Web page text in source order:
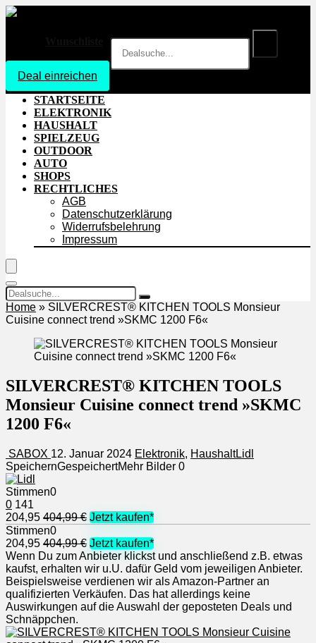
Deal einreichen
STARTSEITE
ELEKTRONIK
HAUSHALT
SPIELZEUG
OUTDOOR
AUTO
SHOPS
RECHTLICHES
AGB
Datenschutzerklärung
Widerrufsbelehrung
Impressum
Home » SILVERCREST® KITCHEN TOOLS Monsieur
Cuisine connect trend »SKMC 1200 F6«
SILVERCREST® KITCHEN TOOLS
Monsieur Cuisine connect trend »SKMC
1200 F6«
SABOX 12. Januar 2024 Elektronik, HaushaltLidl
SpeichernGespeichertMehr Bilder 0
Stimmen0
0 141
204,95 404,99 € Jetzt kaufen*
Stimmen0
204,95 404,99 € Jetzt kaufen*
Wenn Du zum Anbieter klickst und anschließend z.B. etwas
kaufst, erhalten wir u.U. dafür Geld vom jeweiligen Anbieter.
Beispielsweise verdienen wir als Amazon-Partner an
qualifizierten Verkäufen. Das hat allerdings keine
Auswirkungen auf die Auswahl der geposteten Deals und
Schnäppchen.